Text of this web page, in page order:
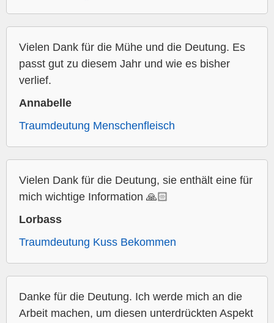
Vielen Dank für die Mühe und die Deutung. Es
passt gut zu diesem Jahr und wie es bisher
verlief.
Annabelle
Traumdeutung Menschenfleisch
Vielen Dank für die Deutung, sie enthält eine für
mich wichtige Information 🙏🏻
Lorbass
Traumdeutung Kuss Bekommen
Danke für die Deutung. Ich werde mich an die
Arbeit machen, um diesen unterdrückten Aspekt